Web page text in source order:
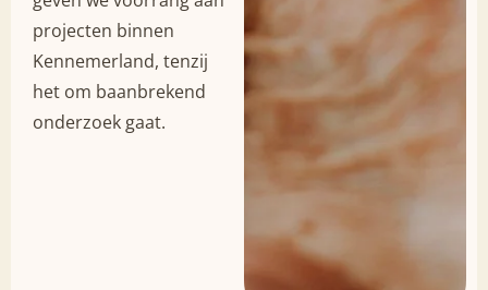
projecten binnen
Kennemerland, tenzij
het om baanbrekend
onderzoek gaat.